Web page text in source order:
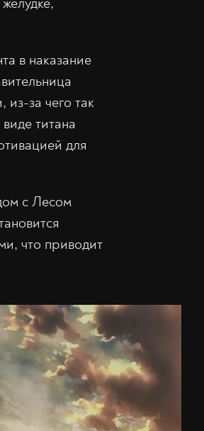
в наказание
из-за чего так
титана
для
с Лесом
что приводит